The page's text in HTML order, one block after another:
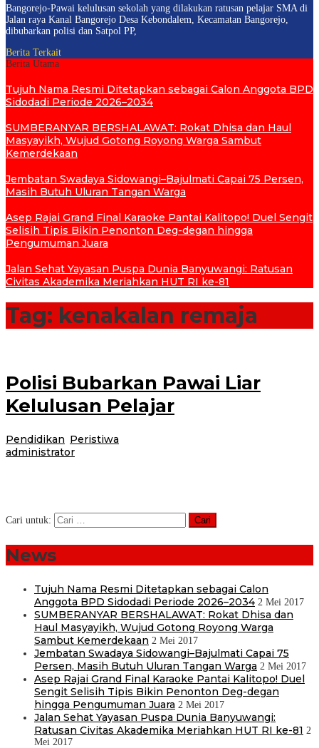
Bangorejo-Pawai kelulusan sekolah yang dilakukan ratusan pelajar SMA di
Jalan raya Kanal Bangorejo Desa Kebondalem, Kecamatan Bangorejo,
dibubarkan polisi dan Satpol PP,
Berita Terkait
Berita Utama
Tujuh Nama Resmi Ditetapkan sebagai Calon Anggota BPD
Sidodadi Periode 2026–2034
SUMBERANYAR BERSHALAWAT: Rokat Dhisa dan Haul
Masyayikh, Wujud Gotong Royong Warga Sambut
Kemerdekaan
Jembatan Swadaya Sidowangi–Bajulmati Capai 75 Persen,
Masih Butuh Uluran Tangan Warga
Asep Rajai Grand Final Karaoke Pantai Kalitopo! Duel Sengit
Selisih Tipis Bikin Penonton Deg-degan hingga
Pengumuman Juara
Jalan Sehat Yayasan Puspa Dunia Banyuwangi: Ratusan
Civitas Akademika Meriahkan HUT RI ke-81
Tag: kenakalan remaja
Polisi Bubarkan Pawai Liar
Kelulusan Pelajar
Pendidikan Peristiwa
administrator
Cari untuk:
News
Tujuh Nama Resmi Ditetapkan sebagai Calon
Anggota BPD Sidodadi Periode 2026–2034 2 Mei 2017
SUMBERANYAR BERSHALAWAT: Rokat Dhisa dan
Haul Masyayikh, Wujud Gotong Royong Warga
Sambut Kemerdekaan 2 Mei 2017
Jembatan Swadaya Sidowangi–Bajulmati Capai 75
Persen, Masih Butuh Uluran Tangan Warga 2 Mei 2017
Asep Rajai Grand Final Karaoke Pantai Kalitopo! Duel
Sengit Selisih Tipis Bikin Penonton Deg-degan
hingga Pengumuman Juara 2 Mei 2017
Jalan Sehat Yayasan Puspa Dunia Banyuwangi:
Ratusan Civitas Akademika Meriahkan HUT RI ke-81 2
Mei 2017